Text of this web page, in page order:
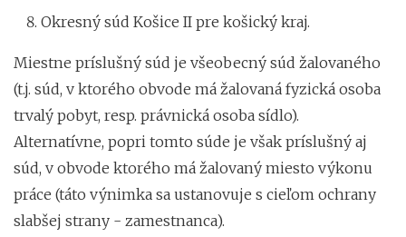
Okresný súd Košice II pre košický kraj.
Miestne príslušný súd je všeobecný súd žalovaného
(t.j. súd, v ktorého obvode má žalovaná fyzická osoba
trvalý pobyt, resp. právnická osoba sídlo).
Alternatívne, popri tomto súde je však príslušný aj
súd, v obvode ktorého má žalovaný miesto výkonu
práce (táto výnimka sa ustanovuje s cieľom ochrany
slabšej strany - zamestnanca).